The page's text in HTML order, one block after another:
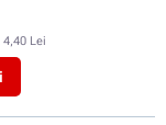
4,40 Lei